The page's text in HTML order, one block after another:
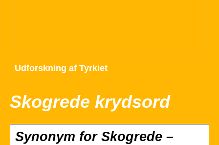
Udforskning af Tyrkiet
Skogrede krydsord
Synonym for Skogrede –